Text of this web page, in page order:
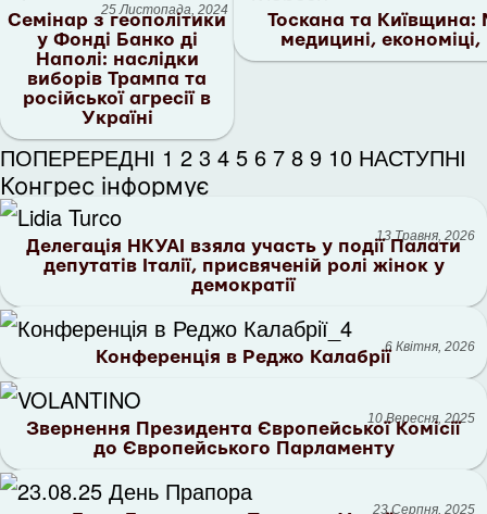
25 Листопада, 2024
Семінар з геополітики
у Фонді Банко ді
Наполі: наслідки
виборів Трампа та
російської агресії в
Україні
Тоскана та
медицині, економіці,
ПОПЕРЕРЕДНІ 1 2 3 4 5 6 7 8 9 10 НАСТУПНІ
Конгрес інформує
13 Травня, 2026
Делегація НКУАІ взяла участь у події Палати
депутатів Італії, присвяченій ролі жінок у
демократії
6 Квітня, 2026
Конференція в Реджо Калабрії
10 Вересня, 2025
Звернення Президента Європейської Комісії
до Європейського Парламенту
23 Серпня, 2025